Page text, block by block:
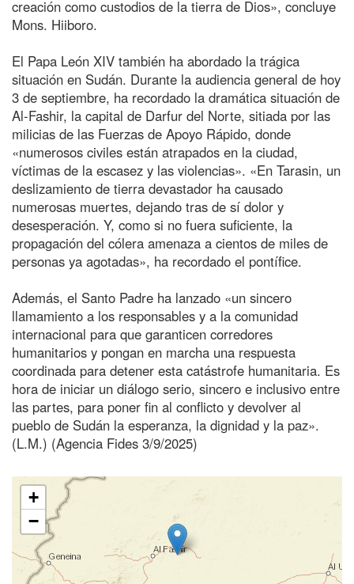
creación como custodios de la tierra de Dios», concluye
Mons. Hiiboro.
El Papa León XIV también ha abordado la trágica
situación en Sudán. Durante la audiencia general de hoy
3 de septiembre, ha recordado la dramática situación de
Al-Fashir, la capital de Darfur del Norte, sitiada por las
milicias de las Fuerzas de Apoyo Rápido, donde
«numerosos civiles están atrapados en la ciudad,
víctimas de la escasez y las violencias». «En Tarasin, un
deslizamiento de tierra devastador ha causado
numerosas muertes, dejando tras de sí dolor y
desesperación. Y, como si no fuera suficiente, la
propagación del cólera amenaza a cientos de miles de
personas ya agotadas», ha recordado el pontífice.
Además, el Santo Padre ha lanzado «un sincero
llamamiento a los responsables y a la comunidad
internacional para que garanticen corredores
humanitarios y pongan en marcha una respuesta
coordinada para detener esta catástrofe humanitaria. Es
hora de iniciar un diálogo serio, sincero e inclusivo entre
las partes, para poner fin al conflicto y devolver al
pueblo de Sudán la esperanza, la dignidad y la paz».
(L.M.) (Agencia Fides 3/9/2025)
+
−